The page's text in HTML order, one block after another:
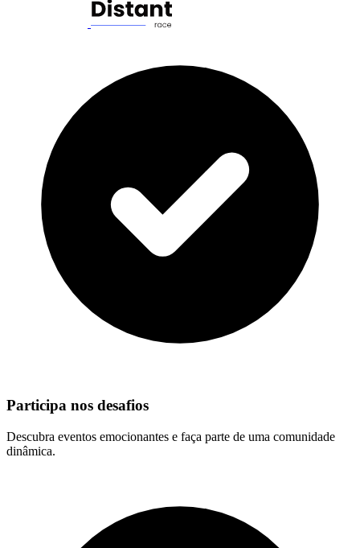
Participa nos desafios
Descubra eventos emocionantes e faça parte de uma comunidade
dinâmica.